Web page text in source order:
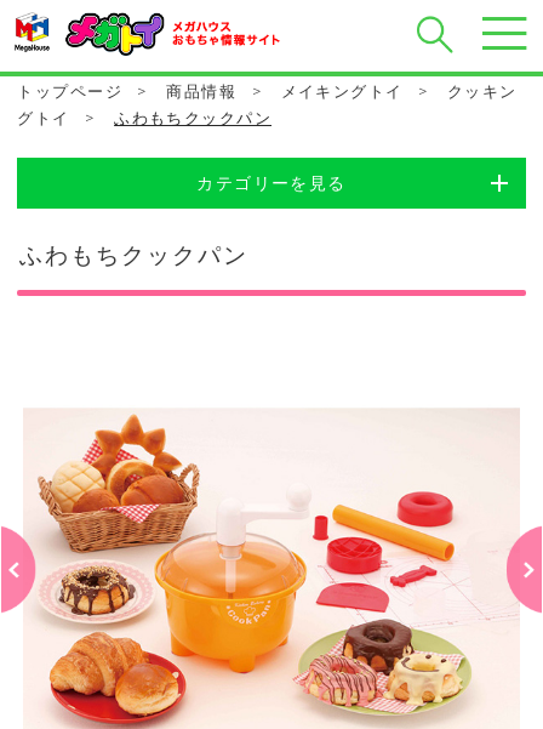
トップページ > 商品情報 > メイキングトイ >
クッキン
グトイ
> ふわもちクックパン
カテゴリーを見る
ふわもちクックパン